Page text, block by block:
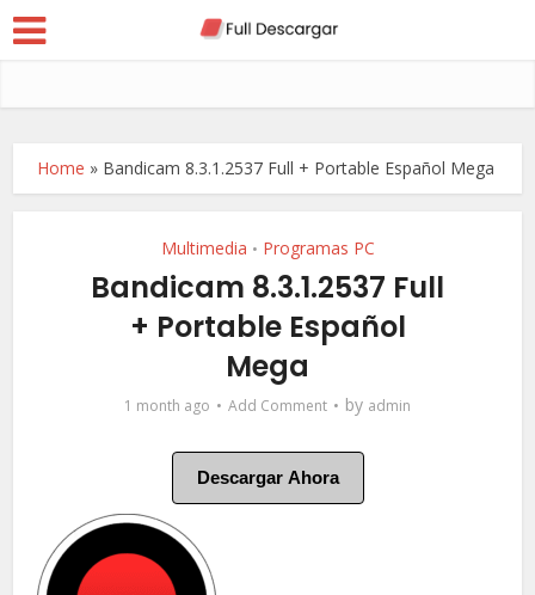
Home » Bandicam 8.3.1.2537 Full + Portable Español Mega
Multimedia • Programas PC
Bandicam 8.3.1.2537 Full
+ Portable Español
Mega
1 month ago Add Comment by admin
Descargar Ahora